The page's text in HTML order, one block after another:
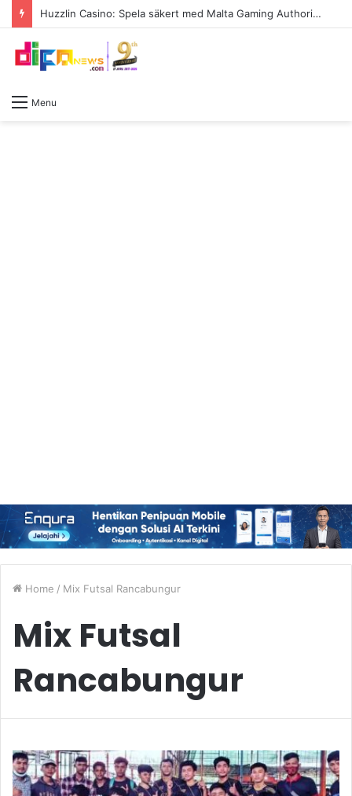
Huzzlin Casino: Spela säkert med Malta Gaming Authority-licens
Menu
Home / Mix Futsal Rancabungur
Mix Futsal
Rancabungur